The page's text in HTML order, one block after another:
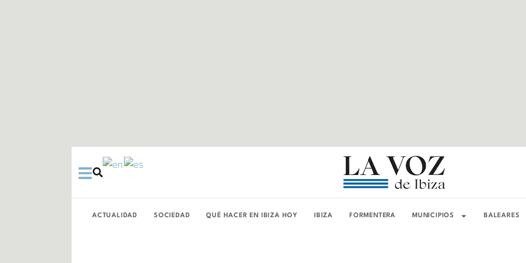
ACTUALIDAD SOCIEDAD QUÉ HACER EN IBIZA HOY IBIZA FORMENTERA MUNICIPIOS BALEARES